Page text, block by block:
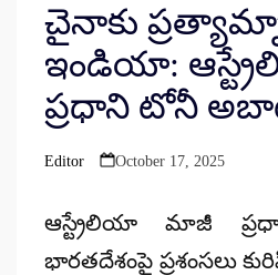
చైనాకు
ఇండియా:
ప్రధాని టోనీ
Posted
Editor October 17, 2025
ఆస్ట్రేలియా మాజీ
భారతదేశంపై ప్రశంసలు